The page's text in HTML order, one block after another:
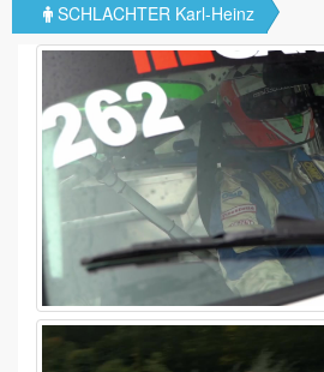
SCHLACHTER Karl-Heinz